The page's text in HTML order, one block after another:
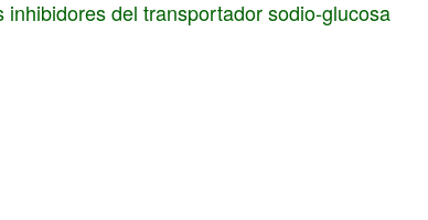
del transportador sodio-glucosa